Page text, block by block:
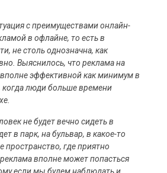
с преимуществами онлайн-
в офлайне, то есть в
не столь однозначна, как
Выяснилось, что реклама на
эффективной как минимум в
когда люди больше времени
не будет вечно сидеть в
в парк, на бульвар, в какое-то
пространство, где приятно
вполне может попасться